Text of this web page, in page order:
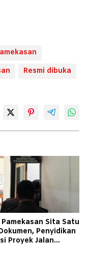
Resmi dibuka
Pamekasan Sita Satu
Penyidikan
Proyek Jalan